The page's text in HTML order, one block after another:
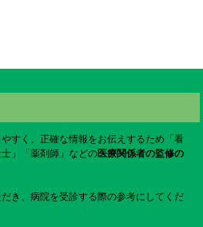
すく、正確な情報をお伝えするため「看
」「薬剤師」などの医療関係者の監修の
き、病院を受診する際の参考にしてくだ